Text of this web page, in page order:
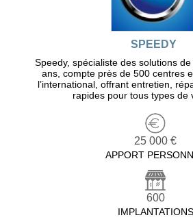
SPEEDY
Speedy, spécialiste des solutions
ans, compte près de 500 centres
l’international, offrant entretien,
rapides pour tous types de
25 000 €
APPORT
600
IMPLANTATIONS